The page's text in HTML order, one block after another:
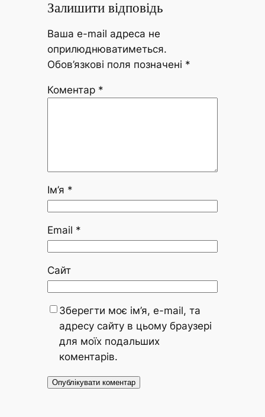
Залишити відповідь
Ваша e-mail адреса не
оприлюднюватиметься.
Обов’язкові поля позначені *
Коментар *
Ім’я *
Email *
Сайт
Зберегти моє ім’я, e-mail, та
адресу сайту в цьому браузері
для моїх подальших
коментарів.